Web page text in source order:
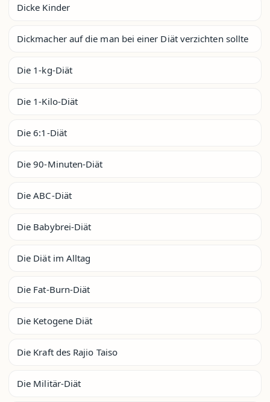
Dicke Kinder
Dickmacher auf die man bei einer Diät verzichten sollte
Die 1-kg-Diät
Die 1-Kilo-Diät
Die 6:1-Diät
Die 90-Minuten-Diät
Die ABC-Diät
Die Babybrei-Diät
Die Diät im Alltag
Die Fat-Burn-Diät
Die Ketogene Diät
Die Kraft des Rajio Taiso
Die Militär-Diät